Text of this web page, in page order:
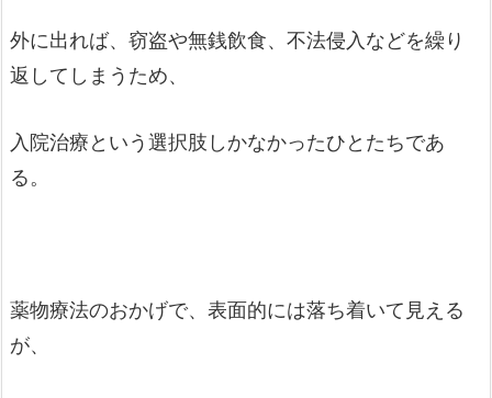
外に出れば、窃盗や無銭飲食、不法侵入などを繰り
返してしまうため、
入院治療という選択肢しかなかったひとたちであ
る。
薬物療法のおかげで、表面的には落ち着いて見える
が、